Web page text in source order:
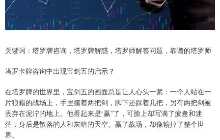
关键词：塔罗牌咨询，塔罗牌解惑，塔罗师解答问题，靠谱的塔罗师
塔罗卡牌咨询中出现宝剑五的启示？
在塔罗牌的世界里，宝剑五的画面总是让人心头一紧：一个人站在一
片狼藉的战场上，手里攥着两把剑，脚下还踩着几把，另有两把剑被
丢弃在泥泞的地上。他看起来是“赢”了，可脸上却写满了疲惫和迷
茫，身后是散落的人和灰暗的天空。赢了战场，却像输掉了整个世
界。